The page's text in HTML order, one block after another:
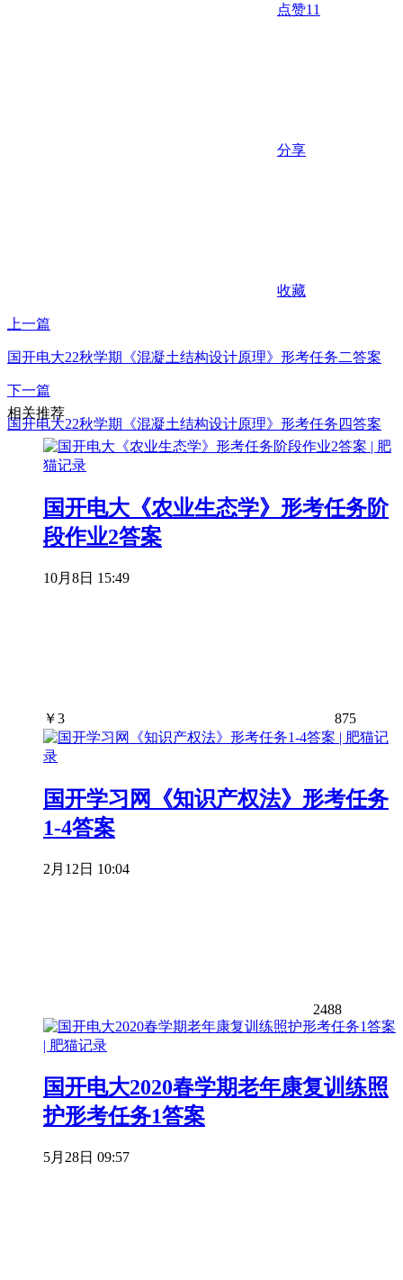
点赞11
分享
收藏
上一篇
国开电大22秋学期《混凝土结构设计原理》形考任务二答案
下一篇
国开电大22秋学期《混凝土结构设计原理》形考任务四答案
相关推荐
国开电大《农业生态学》形考任务阶
段作业2答案
10月8日 15:49
￥3 875
国开学习网《知识产权法》形考任务
1-4答案
2月12日 10:04
2488
国开电大2020春学期老年康复训练照
护形考任务1答案
5月28日 09:57